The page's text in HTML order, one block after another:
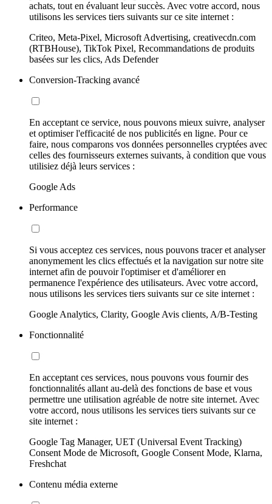
achats, tout en évaluant leur succès. Avec votre accord, nous
utilisons les services tiers suivants sur ce site internet :
Criteo, Meta-Pixel, Microsoft Advertising, creativecdn.com
(RTBHouse), TikTok Pixel, Recommandations de produits
basées sur les clics, Ads Defender
Conversion-Tracking avancé
En acceptant ce service, nous pouvons mieux suivre, analyser
et optimiser l'efficacité de nos publicités en ligne. Pour ce
faire, nous comparons vos données personnelles cryptées avec
celles des fournisseurs externes suivants, à condition que vous
utilisiez déjà leurs services :
Google Ads
Performance
Si vous acceptez ces services, nous pouvons tracer et analyser
anonymement les clics effectués et la navigation sur notre site
internet afin de pouvoir l'optimiser et d'améliorer en
permanence l'expérience des utilisateurs. Avec votre accord,
nous utilisons les services tiers suivants sur ce site internet :
Google Analytics, Clarity, Google Avis clients, A/B-Testing
Fonctionnalité
En acceptant ces services, nous pouvons vous fournir des
fonctionnalités allant au-delà des fonctions de base et vous
permettre une utilisation agréable de notre site internet. Avec
votre accord, nous utilisons les services tiers suivants sur ce
site internet :
Google Tag Manager, UET (Universal Event Tracking)
Consent Mode de Microsoft, Google Consent Mode, Klarna,
Freshchat
Contenu média externe